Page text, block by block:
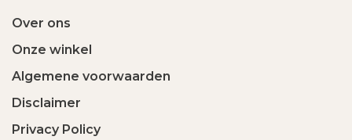
Over ons
Onze winkel
Algemene voorwaarden
Disclaimer
Privacy Policy